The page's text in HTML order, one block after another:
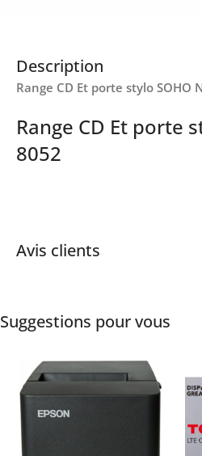
Description
Range CD Et porte stylo SOHO
Range CD Et porte
8052
Avis clients
Suggestions pour vous